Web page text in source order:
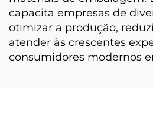
capacita empresas de
otimizar a produção,
atender às crescentes
consumidores modernos